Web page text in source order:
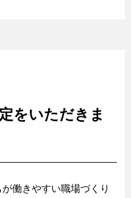
をいただきま
働きやすい職場づくり